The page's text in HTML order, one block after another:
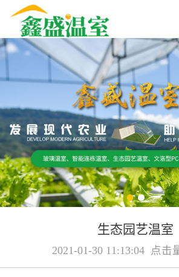
生态园艺温室
2021-01-30 11:13:04 点击